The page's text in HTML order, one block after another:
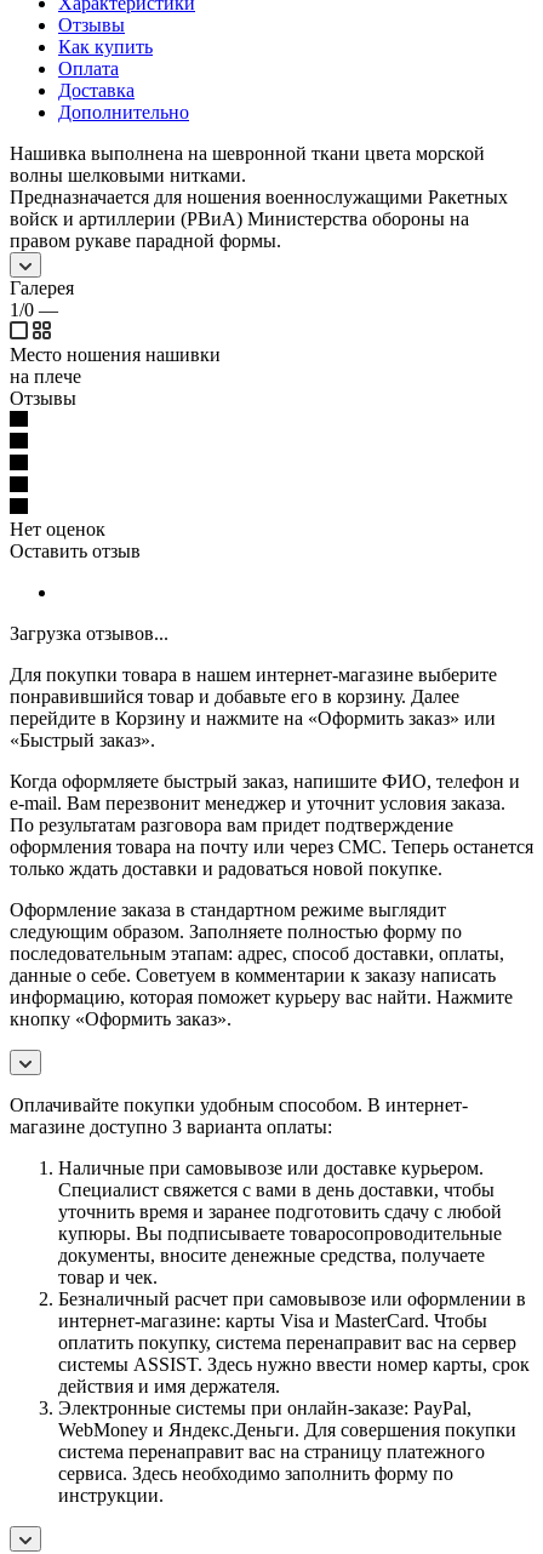
Отзывы
Как купить
Оплата
Доставка
Дополнительно
Нашивка выполнена на шевронной ткани цвета морской
волны шелковыми нитками.
Предназначается для ношения военнослужащими Ракетных
войск и артиллерии (РВиА) Министерства обороны на
правом рукаве парадной формы.
Галерея
1/0 —
Место ношения нашивки
на плече
Отзывы
Нет оценок
Оставить отзыв
Загрузка отзывов...
Для покупки товара в нашем интернет-магазине выберите
понравившийся товар и добавьте его в корзину. Далее
перейдите в Корзину и нажмите на «Оформить заказ» или
«Быстрый заказ».
Когда оформляете быстрый заказ, напишите ФИО, телефон и
e-mail. Вам перезвонит менеджер и уточнит условия заказа.
По результатам разговора вам придет подтверждение
оформления товара на почту или через СМС. Теперь останется
только ждать доставки и радоваться новой покупке.
Оформление заказа в стандартном режиме выглядит
следующим образом. Заполняете полностью форму по
последовательным этапам: адрес, способ доставки, оплаты,
данные о себе. Советуем в комментарии к заказу написать
информацию, которая поможет курьеру вас найти. Нажмите
кнопку «Оформить заказ».
Оплачивайте покупки удобным способом. В интернет-
магазине доступно 3 варианта оплаты:
Наличные при самовывозе или доставке курьером.
Специалист свяжется с вами в день доставки, чтобы
уточнить время и заранее подготовить сдачу с любой
купюры. Вы подписываете товаросопроводительные
документы, вносите денежные средства, получаете
товар и чек.
Безналичный расчет при самовывозе или оформлении в
интернет-магазине: карты Visa и MasterCard. Чтобы
оплатить покупку, система перенаправит вас на сервер
системы ASSIST. Здесь нужно ввести номер карты, срок
действия и имя держателя.
Электронные системы при онлайн-заказе: PayPal,
WebMoney и Яндекс.Деньги. Для совершения покупки
система перенаправит вас на страницу платежного
сервиса. Здесь необходимо заполнить форму по
инструкции.